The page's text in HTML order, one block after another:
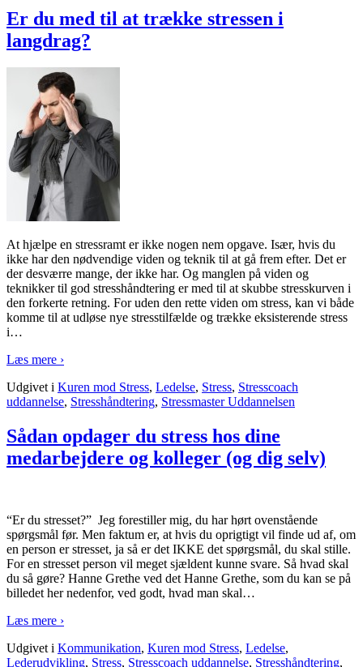
Er du med til at trække stressen i
langdrag?
At hjælpe en stressramt er ikke nogen nem opgave. Især, hvis du
ikke har den nødvendige viden og teknik til at gå frem efter. Det er
der desværre mange, der ikke har. Og manglen på viden og
teknikker til god stresshåndtering er med til at skubbe stresskurven i
den forkerte retning. For uden den rette viden om stress, kan vi både
komme til at udløse nye stresstilfælde og trække eksisterende stress
i…
Læs mere ›
Udgivet i Kuren mod Stress, Ledelse, Stress, Stresscoach
uddannelse, Stresshåndtering, Stressmaster Uddannelsen
Sådan opdager du stress hos dine
medarbejdere og kolleger (og dig selv)
“Er du stresset?” Jeg forestiller mig, du har hørt ovenstående
spørgsmål før. Men faktum er, at hvis du oprigtigt vil finde ud af, om
en person er stresset, ja så er det IKKE det spørgsmål, du skal stille.
For en stresset person vil meget sjældent kunne svare. Så hvad skal
du så gøre? Hanne Grethe ved det Hanne Grethe, som du kan se på
billedet her nedenfor, ved godt, hvad man skal…
Læs mere ›
Udgivet i Kommunikation, Kuren mod Stress, Ledelse,
Lederudvikling, Stress, Stresscoach uddannelse, Stresshåndtering,